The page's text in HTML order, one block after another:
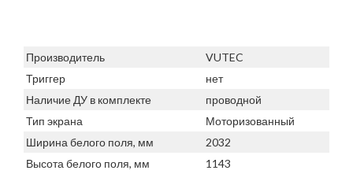
Производитель
VUTEC
Триггер
нет
Наличие ДУ в комплекте
проводной
Тип экрана
Моторизованный
Ширина белого поля, мм
2032
Высота белого поля, мм
1143